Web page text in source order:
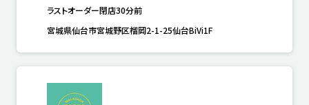
ラストオーダー閉店30分前
宮城県仙台市宮城野区榴岡2-1-25仙台BiVi1F